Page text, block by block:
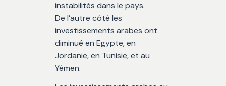
instabilités dans le pays.
De l’autre côté les
investissements arabes ont
diminué en Egypte, en
Jordanie, en Tunisie, et au
Yémen.